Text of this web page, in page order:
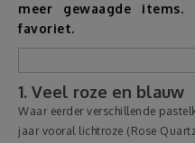
Reviews
Reizen
Geldzaken
meer gewaagde
favoriet.
1. Veel roze en blauw
Waar eerder verschillende
jaar vooral lichtroze (Rose